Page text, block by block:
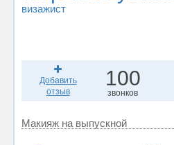
визажист
Добавить
отзыв
100
звонков
Макияж на выпускной